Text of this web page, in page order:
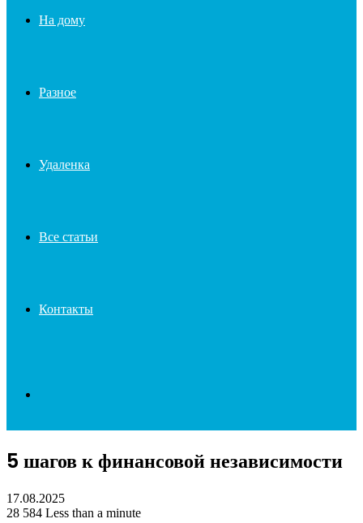
На дому
Разное
Удаленка
Все статьи
Контакты
for
5 шагов к финансовой независимости
17.08.2025
28 584 Less than a minute